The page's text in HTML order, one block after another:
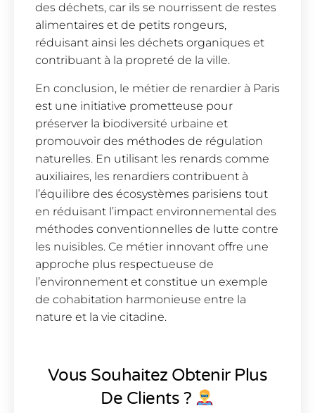
des déchets, car ils se nourrissent de restes
alimentaires et de petits rongeurs,
réduisant ainsi les déchets organiques et
contribuant à la propreté de la ville.
En conclusion, le métier de renardier à Paris
est une initiative prometteuse pour
préserver la biodiversité urbaine et
promouvoir des méthodes de régulation
naturelles. En utilisant les renards comme
auxiliaires, les renardiers contribuent à
l’équilibre des écosystèmes parisiens tout
en réduisant l’impact environnemental des
méthodes conventionnelles de lutte contre
les nuisibles. Ce métier innovant offre une
approche plus respectueuse de
l’environnement et constitue un exemple
de cohabitation harmonieuse entre la
nature et la vie citadine.
Vous Souhaitez Obtenir Plus
De Clients ?